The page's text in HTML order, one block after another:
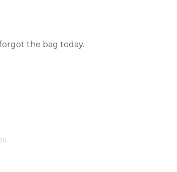
the bag today.